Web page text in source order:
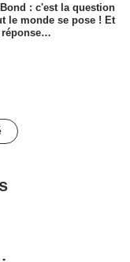
: c'est la question
le monde se pose ! Et
réponse…